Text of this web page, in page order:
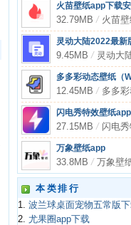
火苗壁纸app下载
32.79MB/ 火苗壁
灵动大陆2022最新
9.45MB/ 灵动大
多多彩动态壁纸（
12.45MB/ 多多
闪电秀特效壁纸app
27.15MB/ 闪电
万象壁纸app
33.8MB/ 万象壁
本类排行
1. 波兰球桌面宠物五常版
2. 尤果圈app下载